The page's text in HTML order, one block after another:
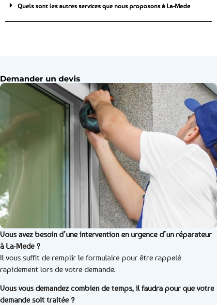
Quels sont les autres services que nous proposons à La-Mede
Demander un devis
Vous avez besoin d’une intervention en urgence d’un réparateur
à La-Mede ?
Il vous suffit de remplir le formulaire pour être rappelé
rapidement lors de votre demande.
Vous vous demandez combien de temps, il faudra pour que votre
demande soit traitée ?